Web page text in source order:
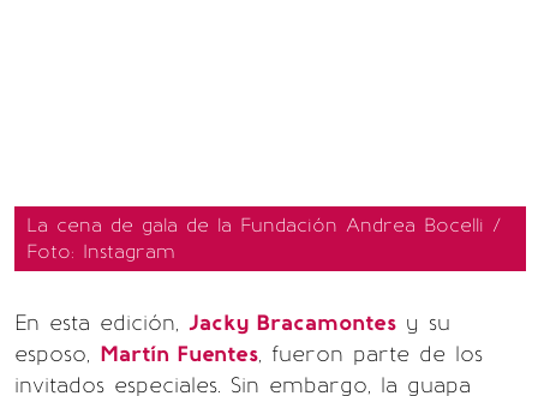
La cena de gala de la Fundación Andrea Bocelli /
Foto: Instagram
En esta edición, Jacky Bracamontes y su
esposo, Martín Fuentes, fueron parte de los
invitados especiales. Sin embargo, la guapa